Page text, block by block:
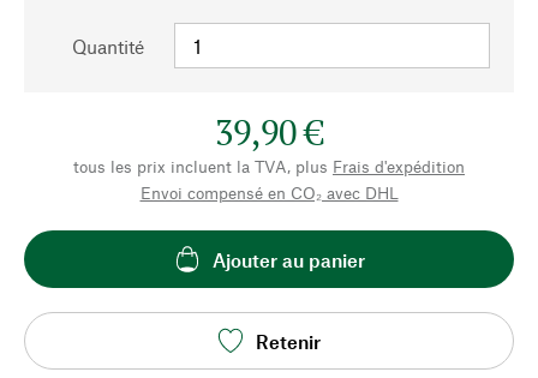
Quantité
39,90 €
tous les prix incluent la TVA, plus Frais d'expédition
Envoi compensé en CO₂ avec DHL
Ajouter au panier
Retenir